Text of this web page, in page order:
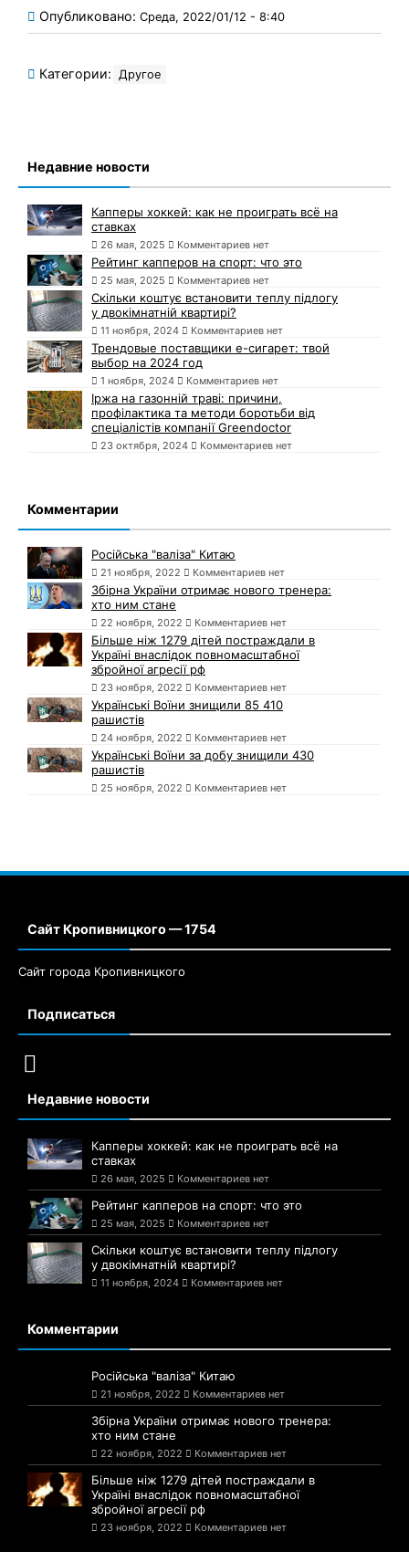
Опубликовано: Среда, 2022/01/12 - 8:40
Категории: Другое
Недавние новости
Капперы хоккей: как не проиграть всё на
ставках
26 мая, 2025 Комментариев нет
Рейтинг капперов на спорт: что это
25 мая, 2025 Комментариев нет
Скільки коштує встановити теплу підлогу
у двокімнатній квартирі?
11 ноября, 2024 Комментариев нет
Трендовые поставщики e-сигарет: твой
выбор на 2024 год
1 ноября, 2024 Комментариев нет
Іржа на газонній траві: причини,
профілактика та методи боротьби від
спеціалістів компанії Greendoctor
23 октября, 2024 Комментариев нет
Комментарии
Російська "валіза" Китаю
21 ноября, 2022 Комментариев нет
Збірна України отримає нового тренера:
хто ним стане
22 ноября, 2022 Комментариев нет
Більше ніж 1279 дітей постраждали в
Україні внаслідок повномасштабної
збройної агресії рф
23 ноября, 2022 Комментариев нет
Українські Воїни знищили 85 410
рашистів
24 ноября, 2022 Комментариев нет
Українські Воїни за добу знищили 430
рашистів
25 ноября, 2022 Комментариев нет
Сайт Кропивницкого — 1754
Сайт города Кропивницкого
Подписаться
Недавние новости
Капперы хоккей: как не проиграть всё на
ставках
26 мая, 2025 Комментариев нет
Рейтинг капперов на спорт: что это
25 мая, 2025 Комментариев нет
Скільки коштує встановити теплу підлогу
у двокімнатній квартирі?
11 ноября, 2024 Комментариев нет
Комментарии
Російська "валіза" Китаю
21 ноября, 2022 Комментариев нет
Збірна України отримає нового тренера:
хто ним стане
22 ноября, 2022 Комментариев нет
Більше ніж 1279 дітей постраждали в
Україні внаслідок повномасштабної
збройної агресії рф
23 ноября, 2022 Комментариев нет